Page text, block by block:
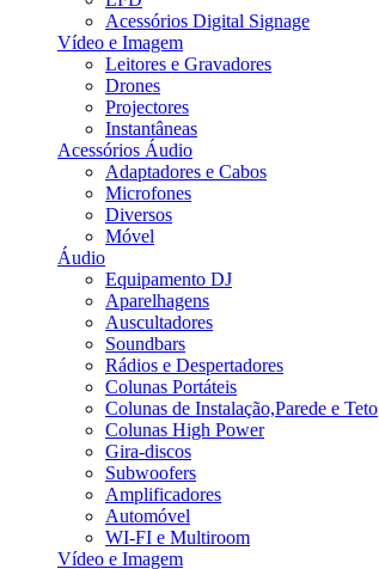
Acessórios Digital Signage
Vídeo e Imagem
Leitores e Gravadores
Drones
Projectores
Instantâneas
Acessórios Áudio
Adaptadores e Cabos
Microfones
Diversos
Móvel
Áudio
Equipamento DJ
Aparelhagens
Auscultadores
Soundbars
Rádios e Despertadores
Colunas Portáteis
Colunas de Instalação,Parede e Teto
Colunas High Power
Gira-discos
Subwoofers
Amplificadores
Automóvel
WI-FI e Multiroom
Vídeo e Imagem